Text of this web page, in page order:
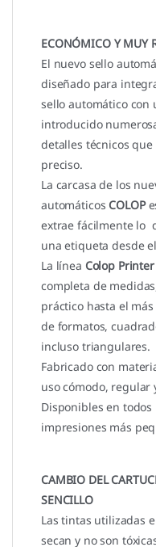
ECONÓMICO Y MUY
El nuevo sello
diseñado para
sello automático con
introducido
detalles técnicos
preciso.
La carcasa de los
automáticos COLOP
extrae fácilmente lo
una etiqueta desde
La línea Colop
completa de
práctico hasta el
de formatos,
incluso triangulares.
Fabricado con
uso cómodo, regular
Disponibles en
impresiones más
CAMBIO DEL
SENCILLO
Las tintas utilizadas
secan y no son